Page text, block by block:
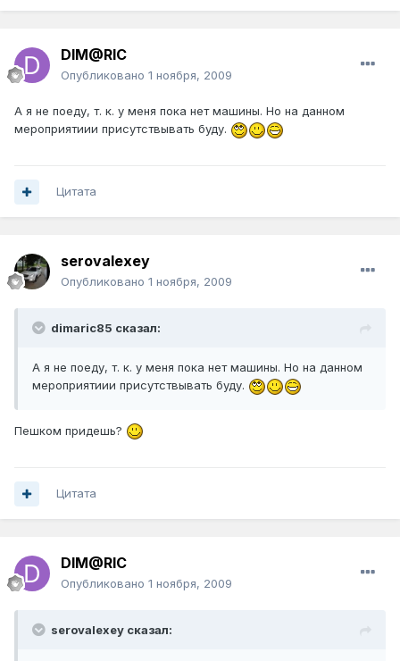
DIM@RIC
Опубликовано 1 ноября, 2009
А я не поеду, т. к. у меня пока нет машины. Но на данном
мероприятиии присутствывать буду.
Цитата
serovalexey
Опубликовано 1 ноября, 2009
dimaric85 сказал:
А я не поеду, т. к. у меня пока нет машины. Но на данном
мероприятиии присутствывать буду.
Пешком придешь?
Цитата
DIM@RIC
Опубликовано 1 ноября, 2009
serovalexey сказал: